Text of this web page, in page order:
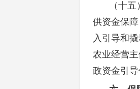
（十
供资金保
入引导和
农业经营
政资金引